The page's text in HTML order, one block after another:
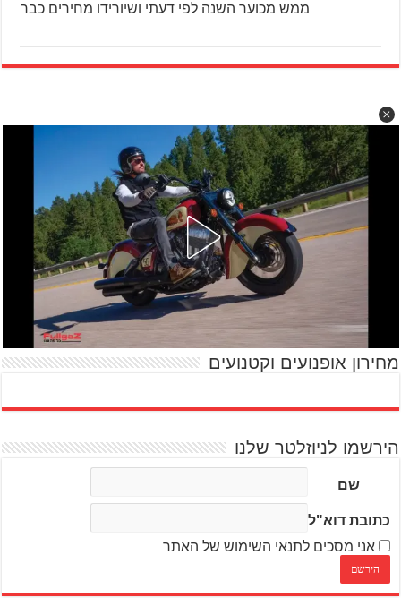
ממש מכוער השנה לפי דעתי ושיורידו מחירים כבר
מחירון אופנועים וקטנועים
הירשמו לניוזלטר שלנו
שם
כתובת דוא"ל
אני מסכים לתנאי השימוש של האתר